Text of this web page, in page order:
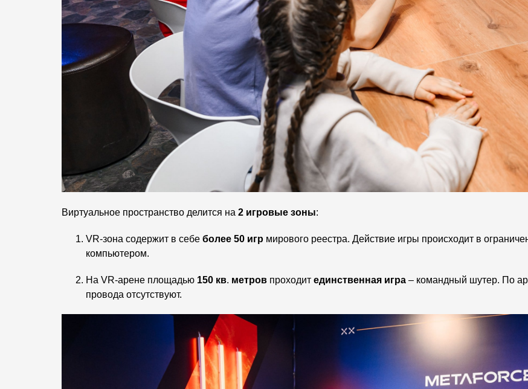
Виртуальное пространство делится на 2 игровые зоны:
VR-зона содержит в себе более 50 игр мирового реестра. Действие игры происходит в
компьютером.
На VR-арене площадью 150 кв. метров проходит единственная игра – командный шутер. По
провода отсутствуют.